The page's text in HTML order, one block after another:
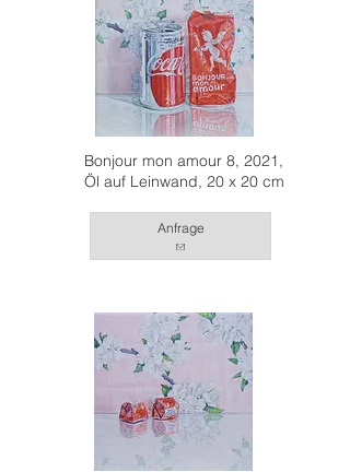
Bonjour mon amour 8, 2021,
Öl auf Leinwand, 20 x 20 cm
Anfrage